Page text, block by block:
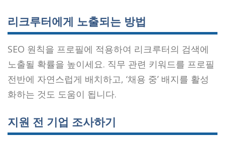
리크루터에게 노출되는 방법
SEO 원칙을 프로필에 적용하여 리크루터의 검색에
노출될 확률을 높이세요. 직무 관련 키워드를 프로필
전반에 자연스럽게 배치하고, ‘채용 중’ 배지를 활성
화하는 것도 도움이 됩니다.
지원 전 기업 조사하기